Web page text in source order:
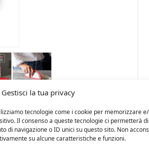
Gestisci la tua privacy
tecnologie come i cookie per memorizzare
Il consenso a queste tecnologie ci permetterà di
di navigazione o ID unici su questo sito. Non
su alcune caratteristiche e funzioni.
di alta qualità fanno sì che la
danese rende la
le spatole multifunzionali sono le